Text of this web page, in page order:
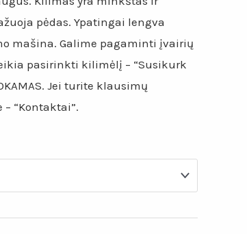
pėdas. Ypatingai lengva
mašina. Galime pagaminti įvairių
pasirinkti kilimėlį – “Susikurk
Jei turite klausimų
“Kontaktai”.